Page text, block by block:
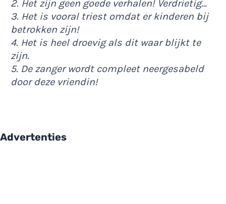
2. Het zijn geen goede verhalen! Verdrietig…
3. Het is vooral triest omdat er kinderen bij
betrokken zijn!
4. Het is heel droevig als dit waar blijkt te
zijn.
5. De zanger wordt compleet neergesabeld
door deze vriendin!
Advertenties